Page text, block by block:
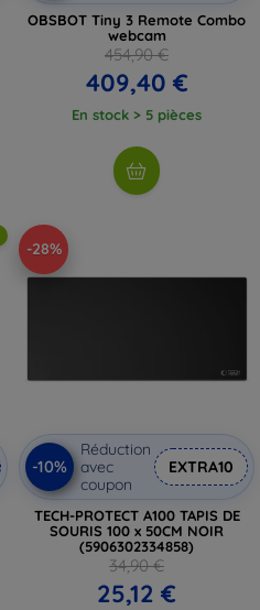
OBSBOT Tiny 3 Remote Combo
webcam
454,90 €
409,40 €
En stock > 5 pièces
-28%
-10%
Réduction
avec
coupon
EXTRA10
TECH-PROTECT A100 TAPIS DE
SOURIS 100 x 50CM NOIR
(5906302334858)
34,90 €
25,12 €